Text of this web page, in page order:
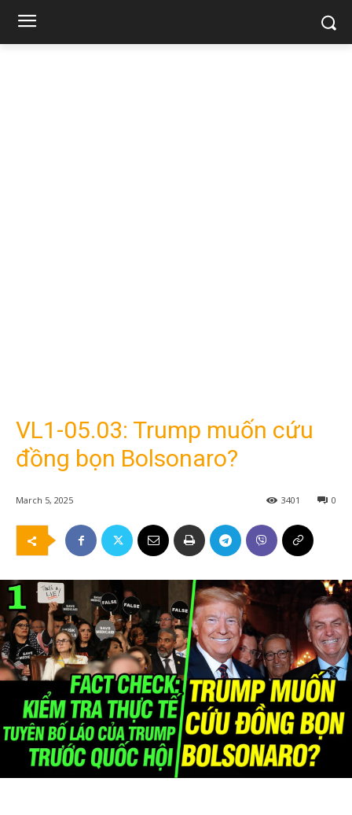
VL1-05.03: Trump muốn cứu
đồng bọn Bolsonaro?
March 5, 2025 0
3401